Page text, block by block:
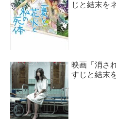
じと結末を
映画「消さ
すじと結末